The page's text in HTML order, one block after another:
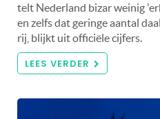
telt Nederland bizar weinig
en zelfs dat geringe aantal
rij, blijkt uit officiële cijfers.
LEES VERDER